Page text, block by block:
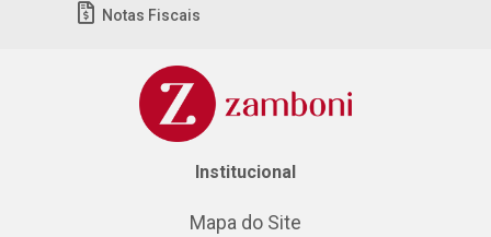
Notas Fiscais
Institucional
Mapa do Site